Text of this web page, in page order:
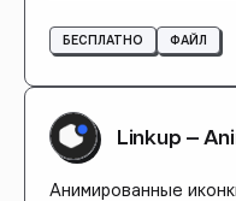
БЕСПЛАТНО ФАЙЛ
Linkup —
Анимированные